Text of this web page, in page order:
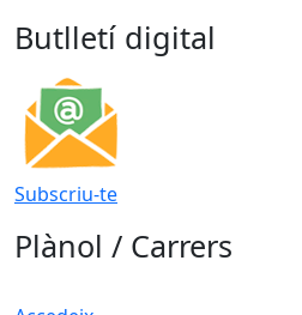
Butlletí digital
Subscriu-te
Plànol / Carrers